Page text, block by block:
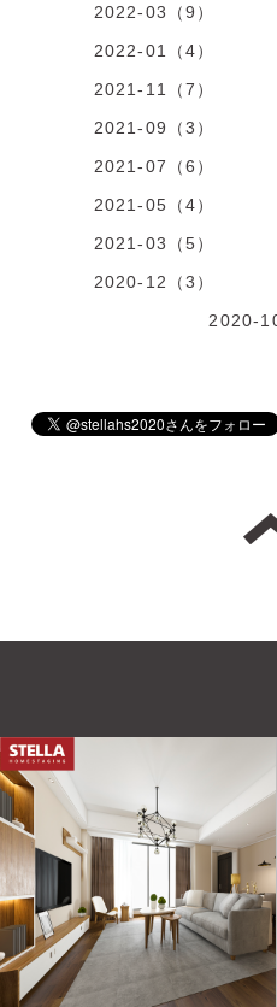
2022-03（9）
2022-01（4）
2021-11（7）
2021-09（3）
2021-07（6）
2021-05（4）
2021-03（5）
2020-12（3）
2020-